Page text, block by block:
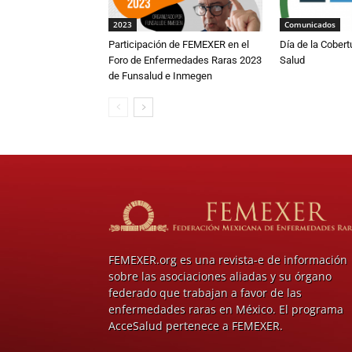
2023
Participación de FEMEXER en el
Foro de Enfermedades Raras 2023
de Funsalud e Inmegen
Comunicados
Día de la
Salud
FEMEXER.org es una revista-e de información
sobre las asociaciones aliadas y su órgano
federado que trabajan a favor de las
enfermedades raras en México. El programa
AcceSalud pertenece a FEMEXER.